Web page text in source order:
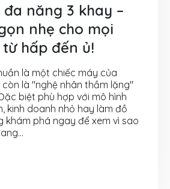
năng 3 khay –
nhẹ cho mọi
hấp đến ủ!
là một chiếc máy của
là "nghệ nhân thầm lặng"
biệt phù hợp với mô hình
kinh doanh nhỏ hay làm đồ
khám phá ngay để xem vì sao